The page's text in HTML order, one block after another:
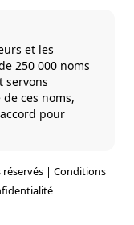
et les
250 000 noms
servons
ces noms,
pour
| Conditions